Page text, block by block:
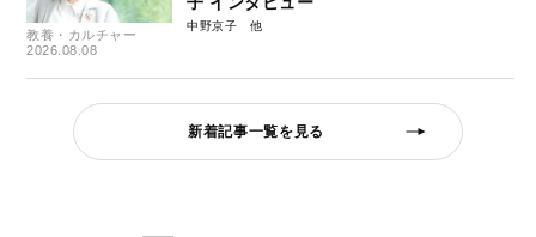
教養・カルチャー
2026.08.08
中野京子
新着記事一覧を見る